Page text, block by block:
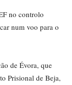
no controlo
num voo para o
de Évora, que
Prisional de Beja,